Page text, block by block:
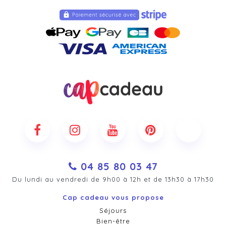
04 85 80 03 47
Du lundi au vendredi de 9h00 à 12h et de 13h30 à 17h30
Cap cadeau vous propose
Séjours
Bien-être